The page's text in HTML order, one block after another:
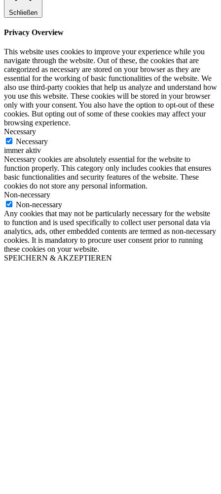
Schließen
Privacy Overview
This website uses cookies to improve your experience while you
navigate through the website. Out of these, the cookies that are
categorized as necessary are stored on your browser as they are
essential for the working of basic functionalities of the website. We
also use third-party cookies that help us analyze and understand how
you use this website. These cookies will be stored in your browser
only with your consent. You also have the option to opt-out of these
cookies. But opting out of some of these cookies may affect your
browsing experience.
Necessary
Necessary
immer aktiv
Necessary cookies are absolutely essential for the website to
function properly. This category only includes cookies that ensures
basic functionalities and security features of the website. These
cookies do not store any personal information.
Non-necessary
Non-necessary
Any cookies that may not be particularly necessary for the website
to function and is used specifically to collect user personal data via
analytics, ads, other embedded contents are termed as non-necessary
cookies. It is mandatory to procure user consent prior to running
these cookies on your website.
SPEICHERN & AKZEPTIEREN